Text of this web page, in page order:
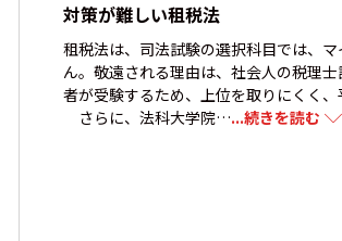
対策が難しい租税法
租税法は、司法試験の選択科目では、
ん。敬遠される理由は、社会人の税理
者が受験するため、上位を取りにくく
さらに、法科大学院…...続きを読む